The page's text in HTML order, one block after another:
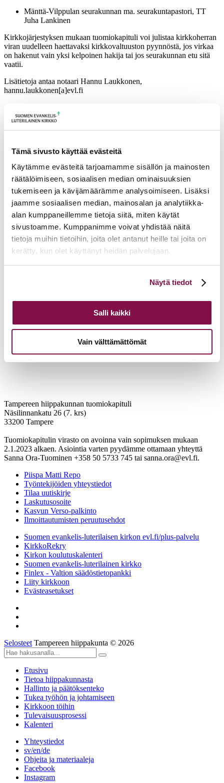
Tämä sivusto käyttää evästeitä
Käytämme evästeitä tarjoamamme sisällön ja mainosten
räätälöimiseen, sosiaalisen median ominaisuuksien
tukemiseen ja kävijämäärämme analysoimiseen. Lisäksi
jaamme sosiaalisen median, mainosalan ja analytiikka-
alan kumppaneillemme tietoja siitä, miten käytät
sivustoamme. Kumppanimme voivat yhdistää näitä
tietoja muihin tietoihin, joita olet antanut heille tai joita on
kerätty, kun olet käyttänyt heidän palvelujaan.
linkistä.
Näytä tiedot
Salli kaikki
Vain välttämättömät
Mänttä-Vilppulan seurakunnan ma. seurakuntapastori, TT
Juha Lankinen
Kirkkojärjestyksen mukaan tuomiokapituli voi julistaa kirkkoherran
viran uudelleen haettavaksi kirkkovaltuuston pyynnöstä, jos virkaa
on hakenut vain yksi kelpoinen hakija tai jos seurakunnan etu sitä
vaatii.
Lisätietoja antaa notaari Hannu Laukkonen,
hannu.laukkonen[a]evl.fi
Ajankohtaista
17.06.2026 Pelastetaan Namibian alkukirkko – yhdessä! –
15.06.2026 Hiippakunnan toimintakalenteri syksy 2026
Lisää ajankohtaista
Tampereen hiippakunnan tuomiokapituli
Näsilinnankatu 26 (7. krs)
33200 Tampere
Tuomiokapitulin virasto on avoinna vain sopimuksen mukaan
2.1.2023 alkaen. Asiointia varten pyydämme ottamaan yhteyttä
Sanna Ora-Tuominen +358 50 5733 745 tai sanna.ora@evl.fi.
Piispa Matti Repo
Työntekijöiden yhteystiedot
Tilaa uutiskirje
Laskutusosoite
Kasvun Verso-palkinto
Ilmoittautumisten peruutusehdot
Suomen evankelis-luterilaisen kirkon evl.fi/plus-palvelu
KirkkoRekry
Kirkon koulutuskalenteri
Suomen evankelis-luterilainen kirkko
Finlex - Valtion säädöstietopankki
Liity kirkkoon
Evästeasetukset
Selosteet Tampereen hiippakunta © 2026
Etusivu
Tietoa hiippakunnasta
Hallinto ja päätöksenteko
Tukea työhön ja johtamiseen
Kirkkoon töihin
Tulevaisuusprosessi
Kalenteri
Yhteystiedot
sv/en/de
Ohjeita ja materiaaleja
Facebook
Instagram